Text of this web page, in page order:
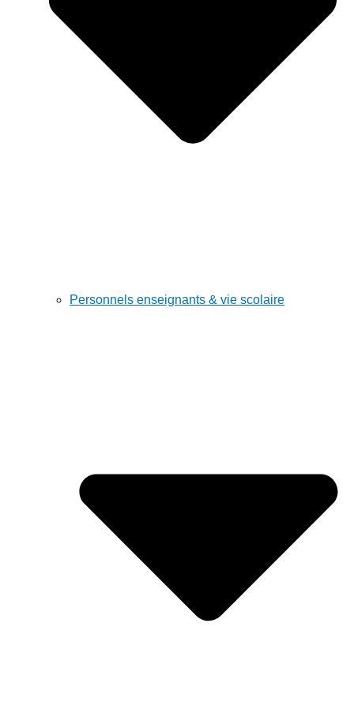
Personnels enseignants & vie scolaire